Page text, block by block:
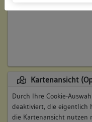
Kartenansicht
Durch Ihre Cookie-
deaktiviert, die eigentlich
die Kartenansicht nutzen